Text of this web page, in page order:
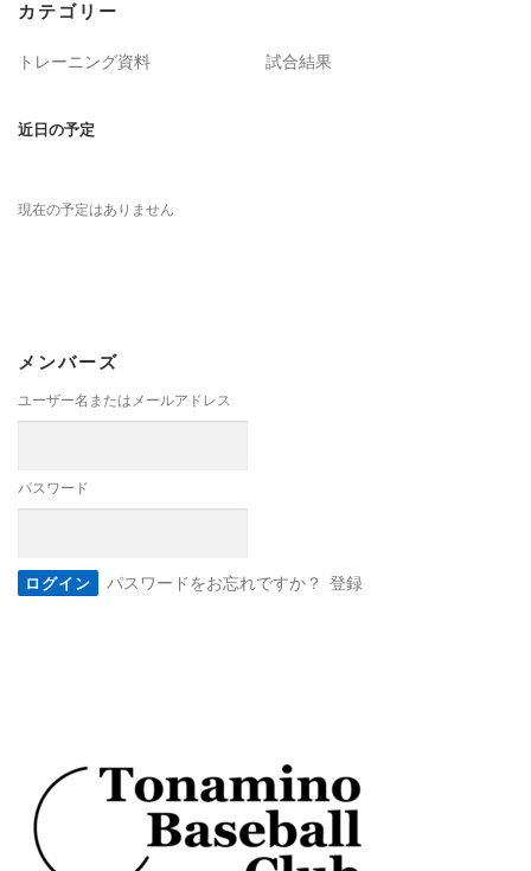
カテゴリー
トレーニング資料 試合結果
近日の予定
現在の予定はありません
メンバーズ
ユーザー名またはメールアドレス
パスワード
パスワードをお忘れですか？ 登録